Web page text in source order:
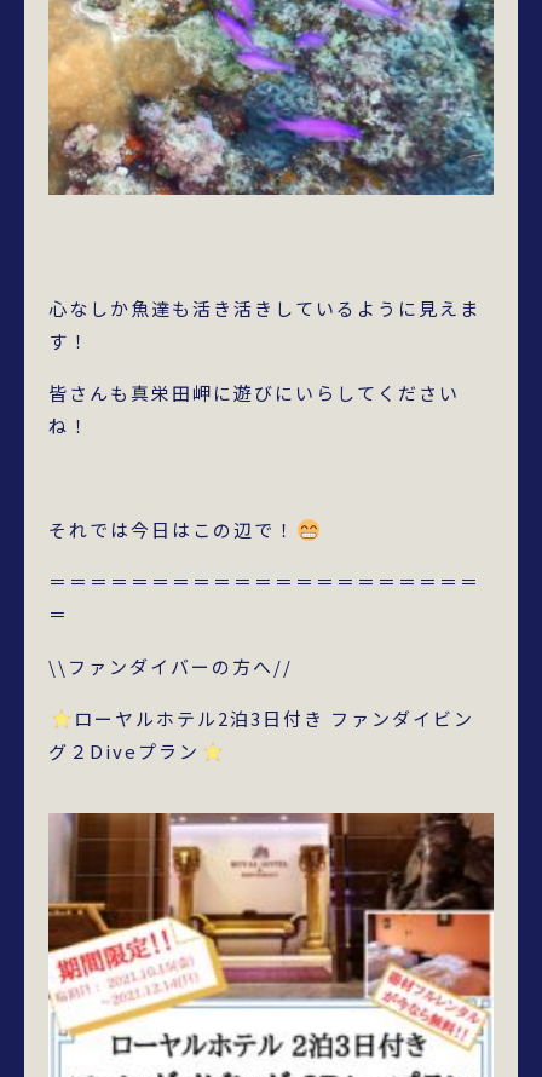
心なしか魚達も活き活きしているように見えま
す！
皆さんも真栄田岬に遊びにいらしてください
ね！
それでは今日はこの辺で！
＝＝＝＝＝＝＝＝＝＝＝＝＝＝＝＝＝＝＝＝＝
＝
\\ファンダイバーの方へ//
ローヤルホテル2泊3日付き ファンダイビン
グ２Diveプラン